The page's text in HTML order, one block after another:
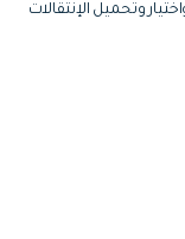
وتحميل الإنتقالات